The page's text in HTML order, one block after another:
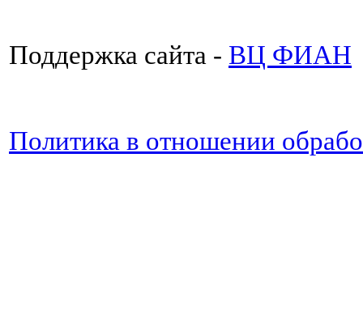
Поддержка сайта - ВЦ ФИАН
Политика в отношении